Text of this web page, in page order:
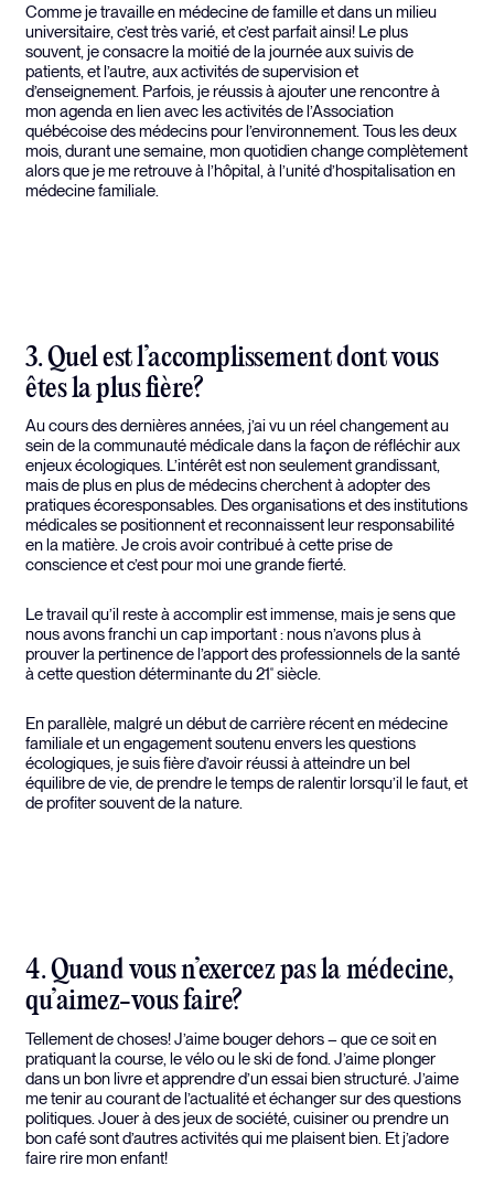
Comme je travaille en médecine de famille et dans un milieu
universitaire, c’est très varié, et c’est parfait ainsi! Le plus
souvent, je consacre la moitié de la journée aux suivis de
patients, et l’autre, aux activités de supervision et
d’enseignement. Parfois, je réussis à ajouter une rencontre à
mon agenda en lien avec les activités de l’Association
québécoise des médecins pour l’environnement. Tous les deux
mois, durant une semaine, mon quotidien change complètement
alors que je me retrouve à l’hôpital, à l’unité d’hospitalisation en
médecine familiale.
3. Quel est l’accomplissement dont vous
êtes la plus fière?
Au cours des dernières années, j’ai vu un réel changement au
sein de la communauté médicale dans la façon de réfléchir aux
enjeux écologiques. L’intérêt est non seulement grandissant,
mais de plus en plus de médecins cherchent à adopter des
pratiques écoresponsables. Des organisations et des institutions
médicales se positionnent et reconnaissent leur responsabilité
en la matière. Je crois avoir contribué à cette prise de
conscience et c’est pour moi une grande fierté.
Le travail qu’il reste à accomplir est immense, mais je sens que
nous avons franchi un cap important : nous n’avons plus à
prouver la pertinence de l’apport des professionnels de la santé
à cette question déterminante du 21 e siècle.
En parallèle, malgré un début de carrière récent en médecine
familiale et un engagement soutenu envers les questions
écologiques, je suis fière d’avoir réussi à atteindre un bel
équilibre de vie, de prendre le temps de ralentir lorsqu’il le faut, et
de profiter souvent de la nature.
4. Quand vous n’exercez pas la médecine,
qu’aimez-vous faire?
Tellement de choses! J’aime bouger dehors – que ce soit en
pratiquant la course, le vélo ou le ski de fond. J’aime plonger
dans un bon livre et apprendre d’un essai bien structuré. J’aime
me tenir au courant de l’actualité et échanger sur des questions
politiques. Jouer à des jeux de société, cuisiner ou prendre un
bon café sont d’autres activités qui me plaisent bien. Et j’adore
faire rire mon enfant!